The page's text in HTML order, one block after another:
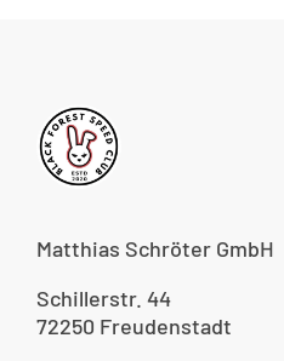
Matthias Schröter GmbH
Schillerstr. 44
72250 Freudenstadt